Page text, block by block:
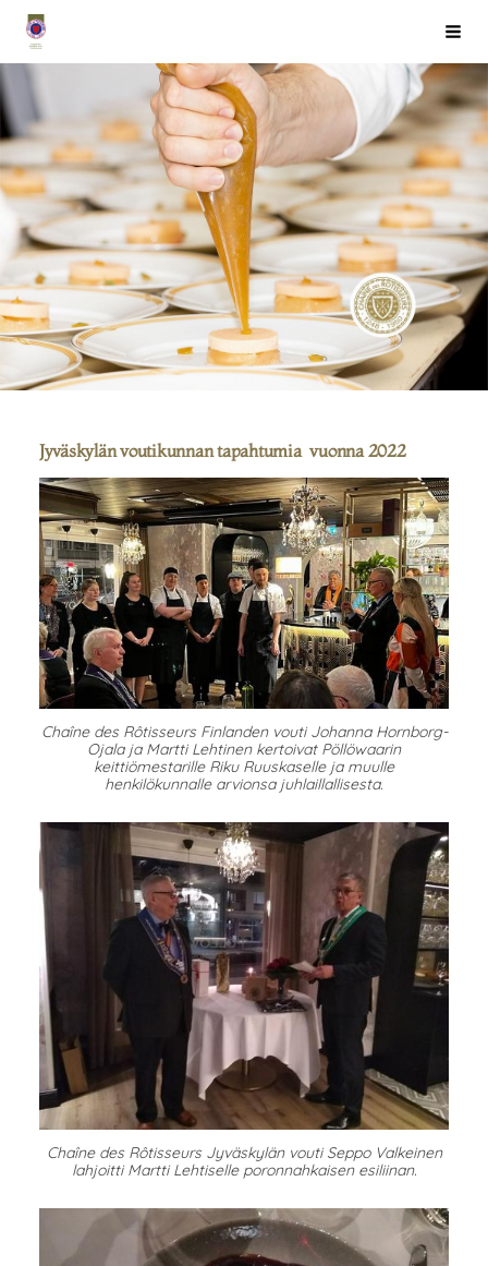
Siirry
sivun
sisältöön
Chaîne des Rôtisseurs Finlande ry
Jyväskylän voutikunnan tapahtumia vuonna 2022
Chaîne des Rôtisseurs Finlanden vouti Johanna Hornborg-
Ojala ja Martti Lehtinen kertoivat Pöllöwaarin
keittiömestarille Riku Ruuskaselle ja muulle
henkilökunnalle arvionsa juhlaillallisesta.
Chaîne des Rôtisseurs Jyväskylän vouti Seppo Valkeinen
lahjoitti Martti Lehtiselle poronnahkaisen esiliinan.